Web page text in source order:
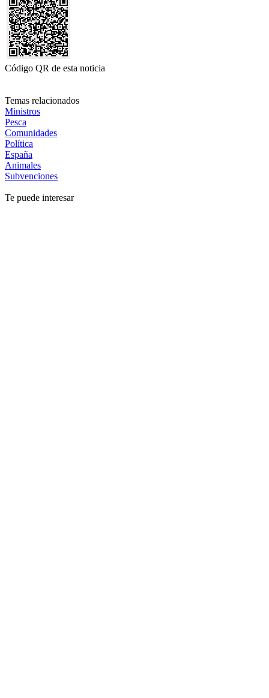
Código QR de esta noticia
Temas relacionados
Ministros
Pesca
Comunidades
Política
España
Animales
Subvenciones
Te puede interesar